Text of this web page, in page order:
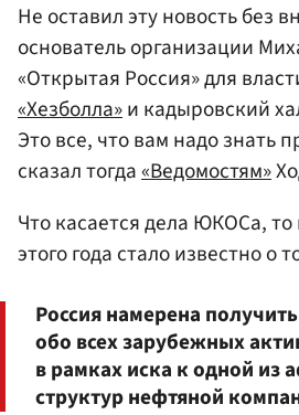
Не оставил эту новость без
основатель организации
«Открытая Россия» для
«Хезболла»и кадыровский
Это все, что вам надо знать
сказал тогда«Ведомостям»
Что касается дела ЮКОСа, то
этого года стало известно о
Россия намерена
обо всех зарубежных
в рамках иска к одной
структур нефтяной